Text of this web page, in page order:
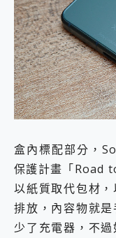
盒內標配部分，
保護計畫「Road
以紙質取代包材
排放，內容物就
少了充電器，不